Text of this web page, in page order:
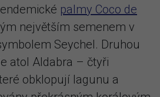
palmy Coco de
největším semenem v
Seychel. Druhou
atol Aldabra – čtyři
obklopují lagunu a